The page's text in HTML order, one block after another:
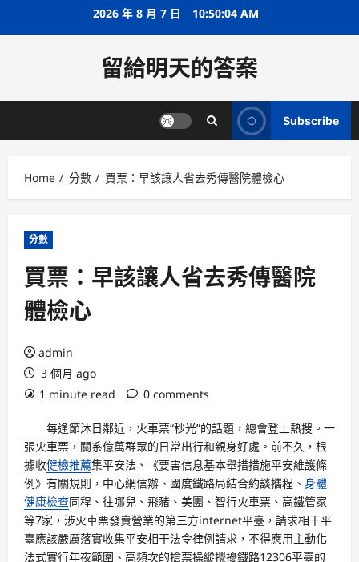
2026 年 8 月 7 日 10:50:04 AM
留給明天的答案
Subscribe
Home 分數 買票：早該讓人省去秀傳醫院體檢心
分數
買票：早該讓人省去秀傳醫院
體檢心
admin
3 個月 ago
1 minute read
0 comments
每逢節沐日鄰近，火車票“秒光”的話題，總會登上熱搜。一
張火車票，關系億萬群眾的日常出行和親身好處。前不久，根
據收健檢推薦集平安法、《要害信息基本舉措措施平安維護條
例》有關規則，中心網信辦、國度鐵路局結合約談攜程、 身體
健康檢查同程、往哪兒、飛豬、美團、智行火車票、高鐵管家
等7家，涉火車票發賣營業的第三方internet平臺，請求相干平
臺應該嚴厲落實收集平安相干法令律例請求，不得應用主動化
法式實行年夜範圍、高頻次的搶票操縱攪擾鐵路12306平臺的